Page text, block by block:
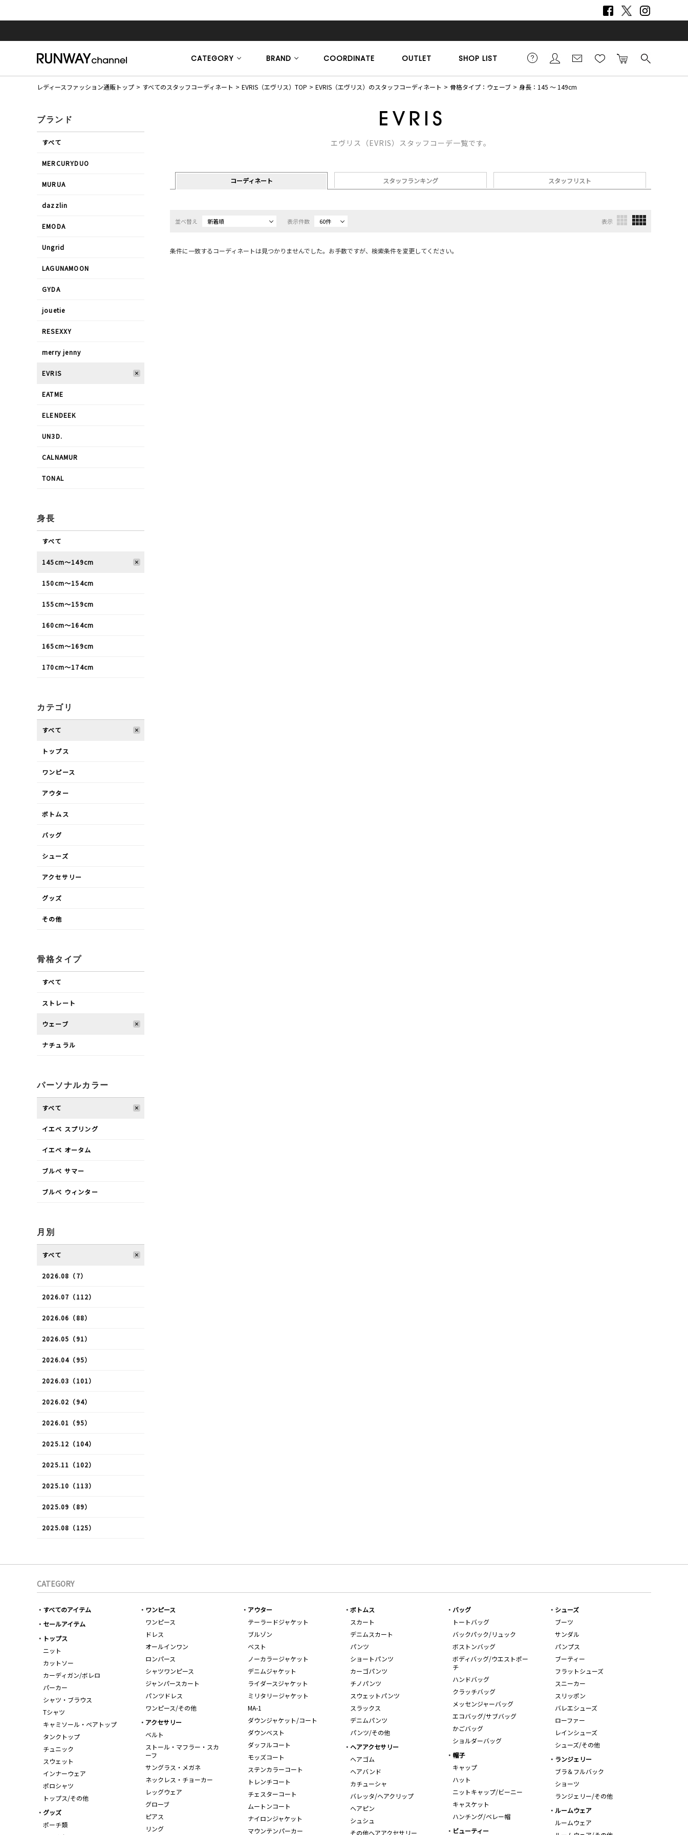
CATEGORY BRAND COORDINATE OUTLET SHOP LIST
レディースファッション通販トップ すべてのスタッフコーディネート EVRIS（エヴリス）TOP EVRIS（エヴリス）のスタッフコーディネート 骨格タイプ：ウェーブ 身長：145 ～ 149cm
エヴリス（EVRIS）スタッフコーデ一覧です。
コーディネート スタッフランキング スタッフリスト
並べ替え 新着順 表示件数 60件 表示
条件に一致するコーディネートは見つかりませんでした。お手数ですが、検索条件を変更してください。
ブランド
すべて
MERCURYDUO
MURUA
dazzlin
EMODA
Ungrid
LAGUNAMOON
GYDA
jouetie
RESEXXY
merry jenny
EVRIS
EATME
ELENDEEK
UN3D.
CALNAMUR
TONAL
身長
すべて
145cm〜149cm
150cm〜154cm
155cm〜159cm
160cm〜164cm
165cm〜169cm
170cm〜174cm
カテゴリ
すべて
トップス
ワンピース
アウター
ボトムス
バッグ
シューズ
アクセサリー
グッズ
その他
骨格タイプ
すべて
ストレート
ウェーブ
ナチュラル
パーソナルカラー
すべて
イエベ スプリング
イエベ オータム
ブルべ サマー
ブルべ ウィンター
月別
すべて
2026.08（7）
2026.07（112）
2026.06（88）
2026.05（91）
2026.04（95）
2026.03（101）
2026.02（94）
2026.01（95）
2025.12（104）
2025.11（102）
2025.10（113）
2025.09（89）
2025.08（125）
CATEGORY
すべてのアイテム
セールアイテム
トップス
ニット
カットソー
カーディガン/ボレロ
パーカー
シャツ・ブラウス
Tシャツ
キャミソール・ベアトップ
タンクトップ
チュニック
スウェット
インナーウェア
ポロシャツ
トップス/その他
ワンピース
ワンピース
ドレス
オールインワン
ロンパース
シャツワンピース
ジャンパースカート
パンツドレス
ワンピース/その他
アウター
テーラードジャケット
ブルゾン
ベスト
ノーカラージャケット
デニムジャケット
ライダースジャケット
ミリタリージャケット
MA-1
ダウンジャケット/コート
ダウンベスト
ダッフルコート
モッズコート
ステンカラーコート
トレンチコート
チェスターコート
ムートンコート
ナイロンジャケット
マウンテンパーカー
ボトムス
スカート
デニムスカート
パンツ
ショートパンツ
カーゴパンツ
チノパンツ
スウェットパンツ
スラックス
デニムパンツ
パンツ/その他
バッグ
トートバッグ
バックパック/リュック
ボストンバッグ
ボディバッグ/ウエストポー
チ
ハンドバッグ
クラッチバッグ
メッセンジャーバッグ
エコバッグ/サブバッグ
かごバッグ
ショルダーバッグ
シューズ
ブーツ
サンダル
パンプス
ブーティー
フラットシューズ
スニーカー
スリッポン
バレエシューズ
ローファー
レインシューズ
シューズ/その他
アクセサリー
ベルト
ストール・マフラー・スカ
ーフ
サングラス・メガネ
ネックレス・チョーカー
レッグウェア
グローブ
ピアス
リング
ヘアアクセサリー
ヘアゴム
ヘアバンド
カチューシャ
バレッタ/ヘアクリップ
ヘアピン
シュシュ
その他ヘアアクセサリー
帽子
キャップ
ハット
ニットキャップ/ビーニー
キャスケット
ハンチング/ベレー帽
ランジェリー
ブラ＆フルバック
ショーツ
ランジェリー/その他
ルームウェア
ルームウェア
グッズ
ポーチ類
ビューティー